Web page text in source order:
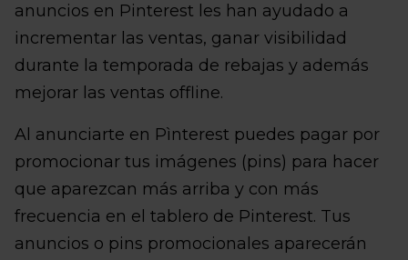
anuncios en Pinterest les han ayudado a
incrementar las ventas, ganar visibilidad
durante la temporada de rebajas y además
mejorar las ventas offline.
Al anunciarte en Pìnterest puedes pagar por
promocionar tus imágenes (pins) para hacer
que aparezcan más arriba y con más
frecuencia en el tablero de Pinterest. Tus
anuncios o pins promocionales aparecerán